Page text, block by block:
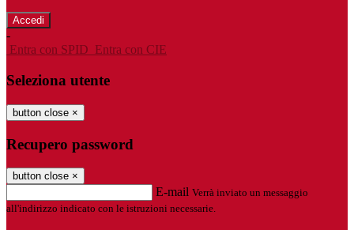
-
Entra con SPID Entra con CIE
Seleziona utente
button close ×
Recupero password
button close ×
E-mail Verrà inviato un messaggio
all'indirizzo indicato con le istruzioni necessarie.